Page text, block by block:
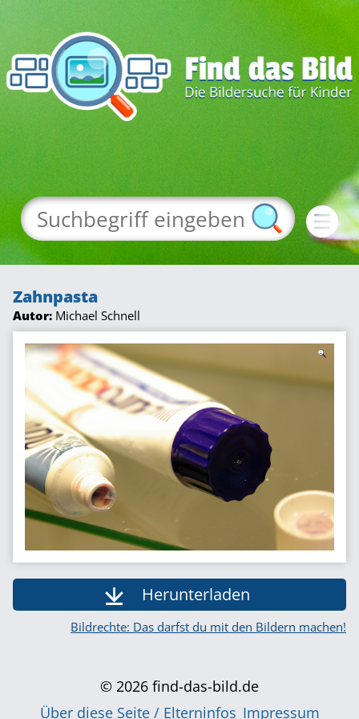
Zahnpasta
Autor: Michael Schnell
Herunterladen
Bildrechte: Das darfst du mit den Bildern machen!
© 2026 find-das-bild.de
Über diese Seite / Elterninfos Impressum